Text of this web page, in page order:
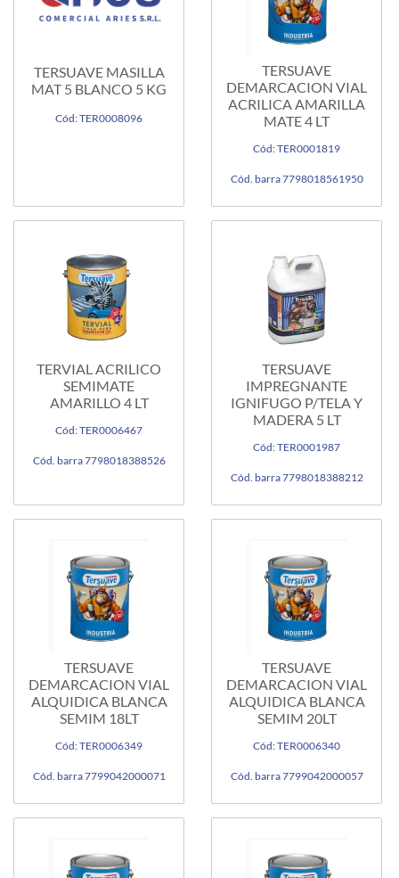
TERSUAVE MASILLA
MAT 5 BLANCO 5 KG
Cód: TER0008096
TERSUAVE
DEMARCACION VIAL
ACRILICA AMARILLA
MATE 4 LT
Cód: TER0001819
Cód. barra 7798018561950
TERVIAL ACRILICO
SEMIMATE
AMARILLO 4 LT
Cód: TER0006467
Cód. barra 7798018388526
TERSUAVE
IMPREGNANTE
IGNIFUGO P/TELA Y
MADERA 5 LT
Cód: TER0001987
Cód. barra 7798018388212
TERSUAVE
DEMARCACION VIAL
ALQUIDICA BLANCA
SEMIM 18LT
Cód: TER0006349
Cód. barra 7799042000071
TERSUAVE
DEMARCACION VIAL
ALQUIDICA BLANCA
SEMIM 20LT
Cód: TER0006340
Cód. barra 7799042000057